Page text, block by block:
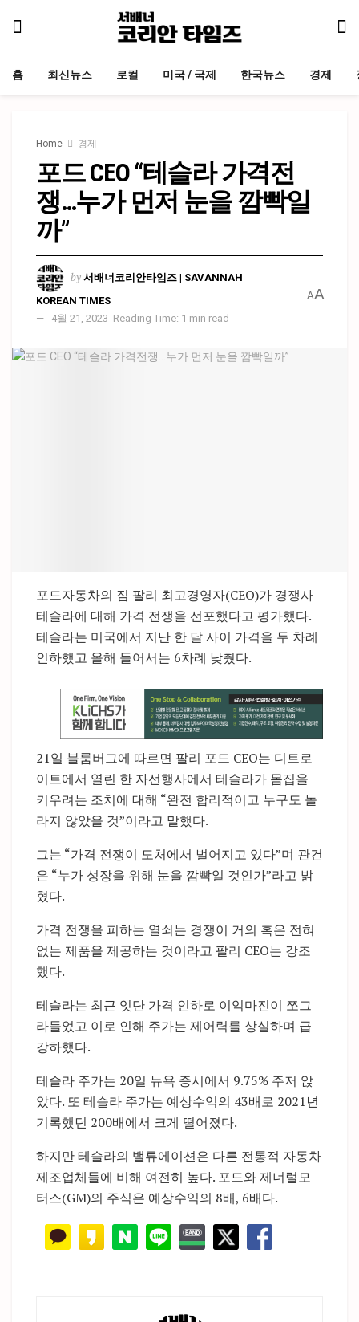
홈 최신뉴스 로컬 미국 / 국제 한국뉴스 경제
Home 경제
포드 CEO “테슬라 가격전
쟁…누가 먼저 눈을 깜빡일
까”
by 서배너코리안타임즈 | SAVANNAH
KOREAN TIMES
4월 21, 2023 Reading Time: 1 min read
AA
포드자동차의 짐 팔리 최고경영자(CEO)가 경쟁사
테슬라에 대해 가격 전쟁을 선포했다고 평가했다.
테슬라는 미국에서 지난 한 달 사이 가격을 두 차례
인하했고 올해 들어서는 6차례 낮췄다.
21일 블룸버그에 따르면 팔리 포드 CEO는 디트로
이트에서 열린 한 자선행사에서 테슬라가 몸집을
키우려는 조치에 대해 “완전 합리적이고 누구도 놀
라지 않았을 것”이라고 말했다.
그는 “가격 전쟁이 도처에서 벌어지고 있다”며 관건
은 “누가 성장을 위해 눈을 깜빡일 것인가”라고 밝
혔다.
가격 전쟁을 피하는 열쇠는 경쟁이 거의 혹은 전혀
없는 제품을 제공하는 것이라고 팔리 CEO는 강조
했다.
테슬라는 최근 잇단 가격 인하로 이익마진이 쪼그
라들었고 이로 인해 주가는 제어력를 상실하며 급
강하했다.
테슬라 주가는 20일 뉴욕 증시에서 9.75% 주저 앉
았다. 또 테슬라 주가는 예상수익의 43배로 2021년
기록했던 200배에서 크게 떨어졌다.
하지만 테슬라의 밸류에이션은 다른 전통적 자동차
제조업체들에 비해 여전히 높다. 포드와 제너럴모
터스(GM)의 주식은 예상수익의 8배, 6배다.